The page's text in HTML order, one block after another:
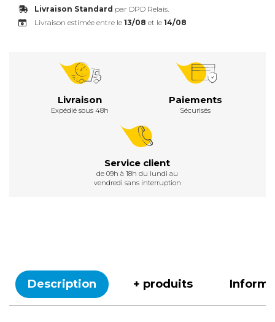
Livraison Standard par DPD Relais.
Livraison estimée entre le 13/08 et le 14/08
Livraison
Expédié sous 48h
Paiements
Sécurisés
Service client
de 09h à 18h du lundi au
vendredi sans interruption
Description + produits